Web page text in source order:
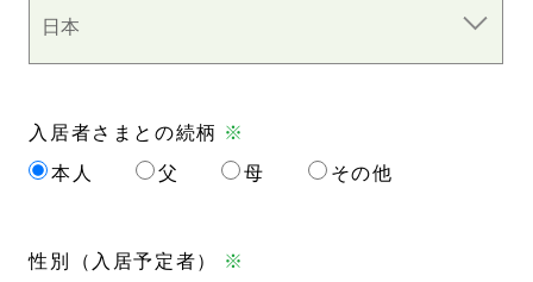
入居者さまとの続柄 ※
本人
父 母 その他
性別（入居予定者） ※